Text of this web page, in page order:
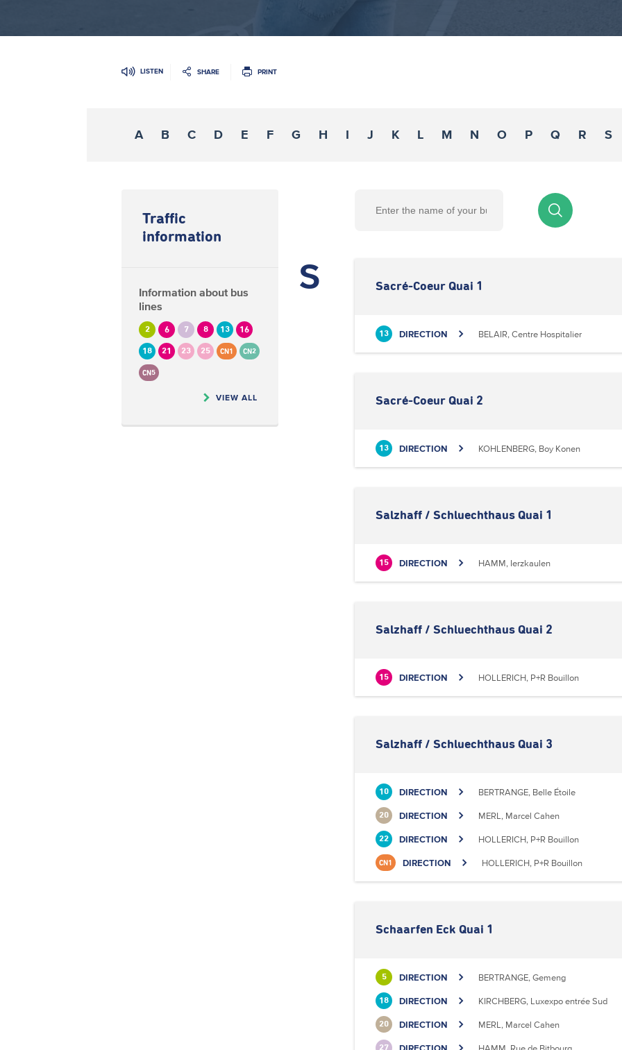
LISTEN SHARE PRINT
A B C D E F G H I J K L M N O P Q R S
Traffic
information
Information about bus
lines
2 6 7 8 13 16
18 21 23 25 CN1 CN2
CN5
VIEW ALL
S Sacré-Coeur Quai 1
13 DIRECTION BELAIR, Centre Hospitalier
Sacré-Coeur Quai 2
13 DIRECTION KOHLENBERG, Boy Konen
Salzhaff / Schluechthaus Quai 1
15 DIRECTION HAMM, Ierzkaulen
Salzhaff / Schluechthaus Quai 2
15 DIRECTION HOLLERICH, P+R Bouillon
Salzhaff / Schluechthaus Quai 3
10 DIRECTION BERTRANGE, Belle Étoile
20 DIRECTION MERL, Marcel Cahen
22 DIRECTION HOLLERICH, P+R Bouillon
CN1 DIRECTION HOLLERICH, P+R Bouillon
Schaarfen Eck Quai 1
5 DIRECTION BERTRANGE, Gemeng
18 DIRECTION KIRCHBERG, Luxexpo entrée Sud
20 DIRECTION MERL, Marcel Cahen
DIRECTION HAMM, Rue de Bitbourg